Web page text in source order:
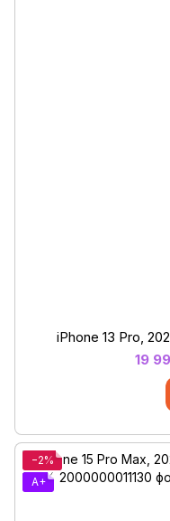
iPhone 13 Pro,
19
−2%
A+